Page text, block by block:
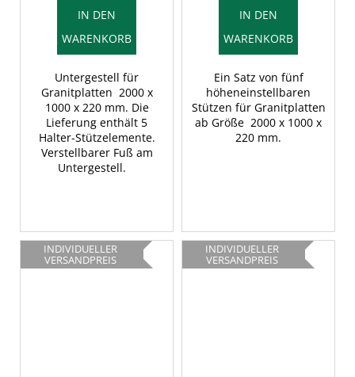
IN DEN
WARENKORB
Untergestell für
Granitplatten 2000 x
1000 x 220 mm. Die
Lieferung enthält 5
Halter-Stützelemente.
Verstellbarer Fuß am
Untergestell.
IN DEN
WARENKORB
Ein Satz von fünf
höheneinstellbaren
Stützen für Granitplatten
ab Größe 2000 x 1000 x
220 mm.
INDIVIDUELLER
VERSANDPREIS
INDIVIDUELLER
VERSANDPREIS